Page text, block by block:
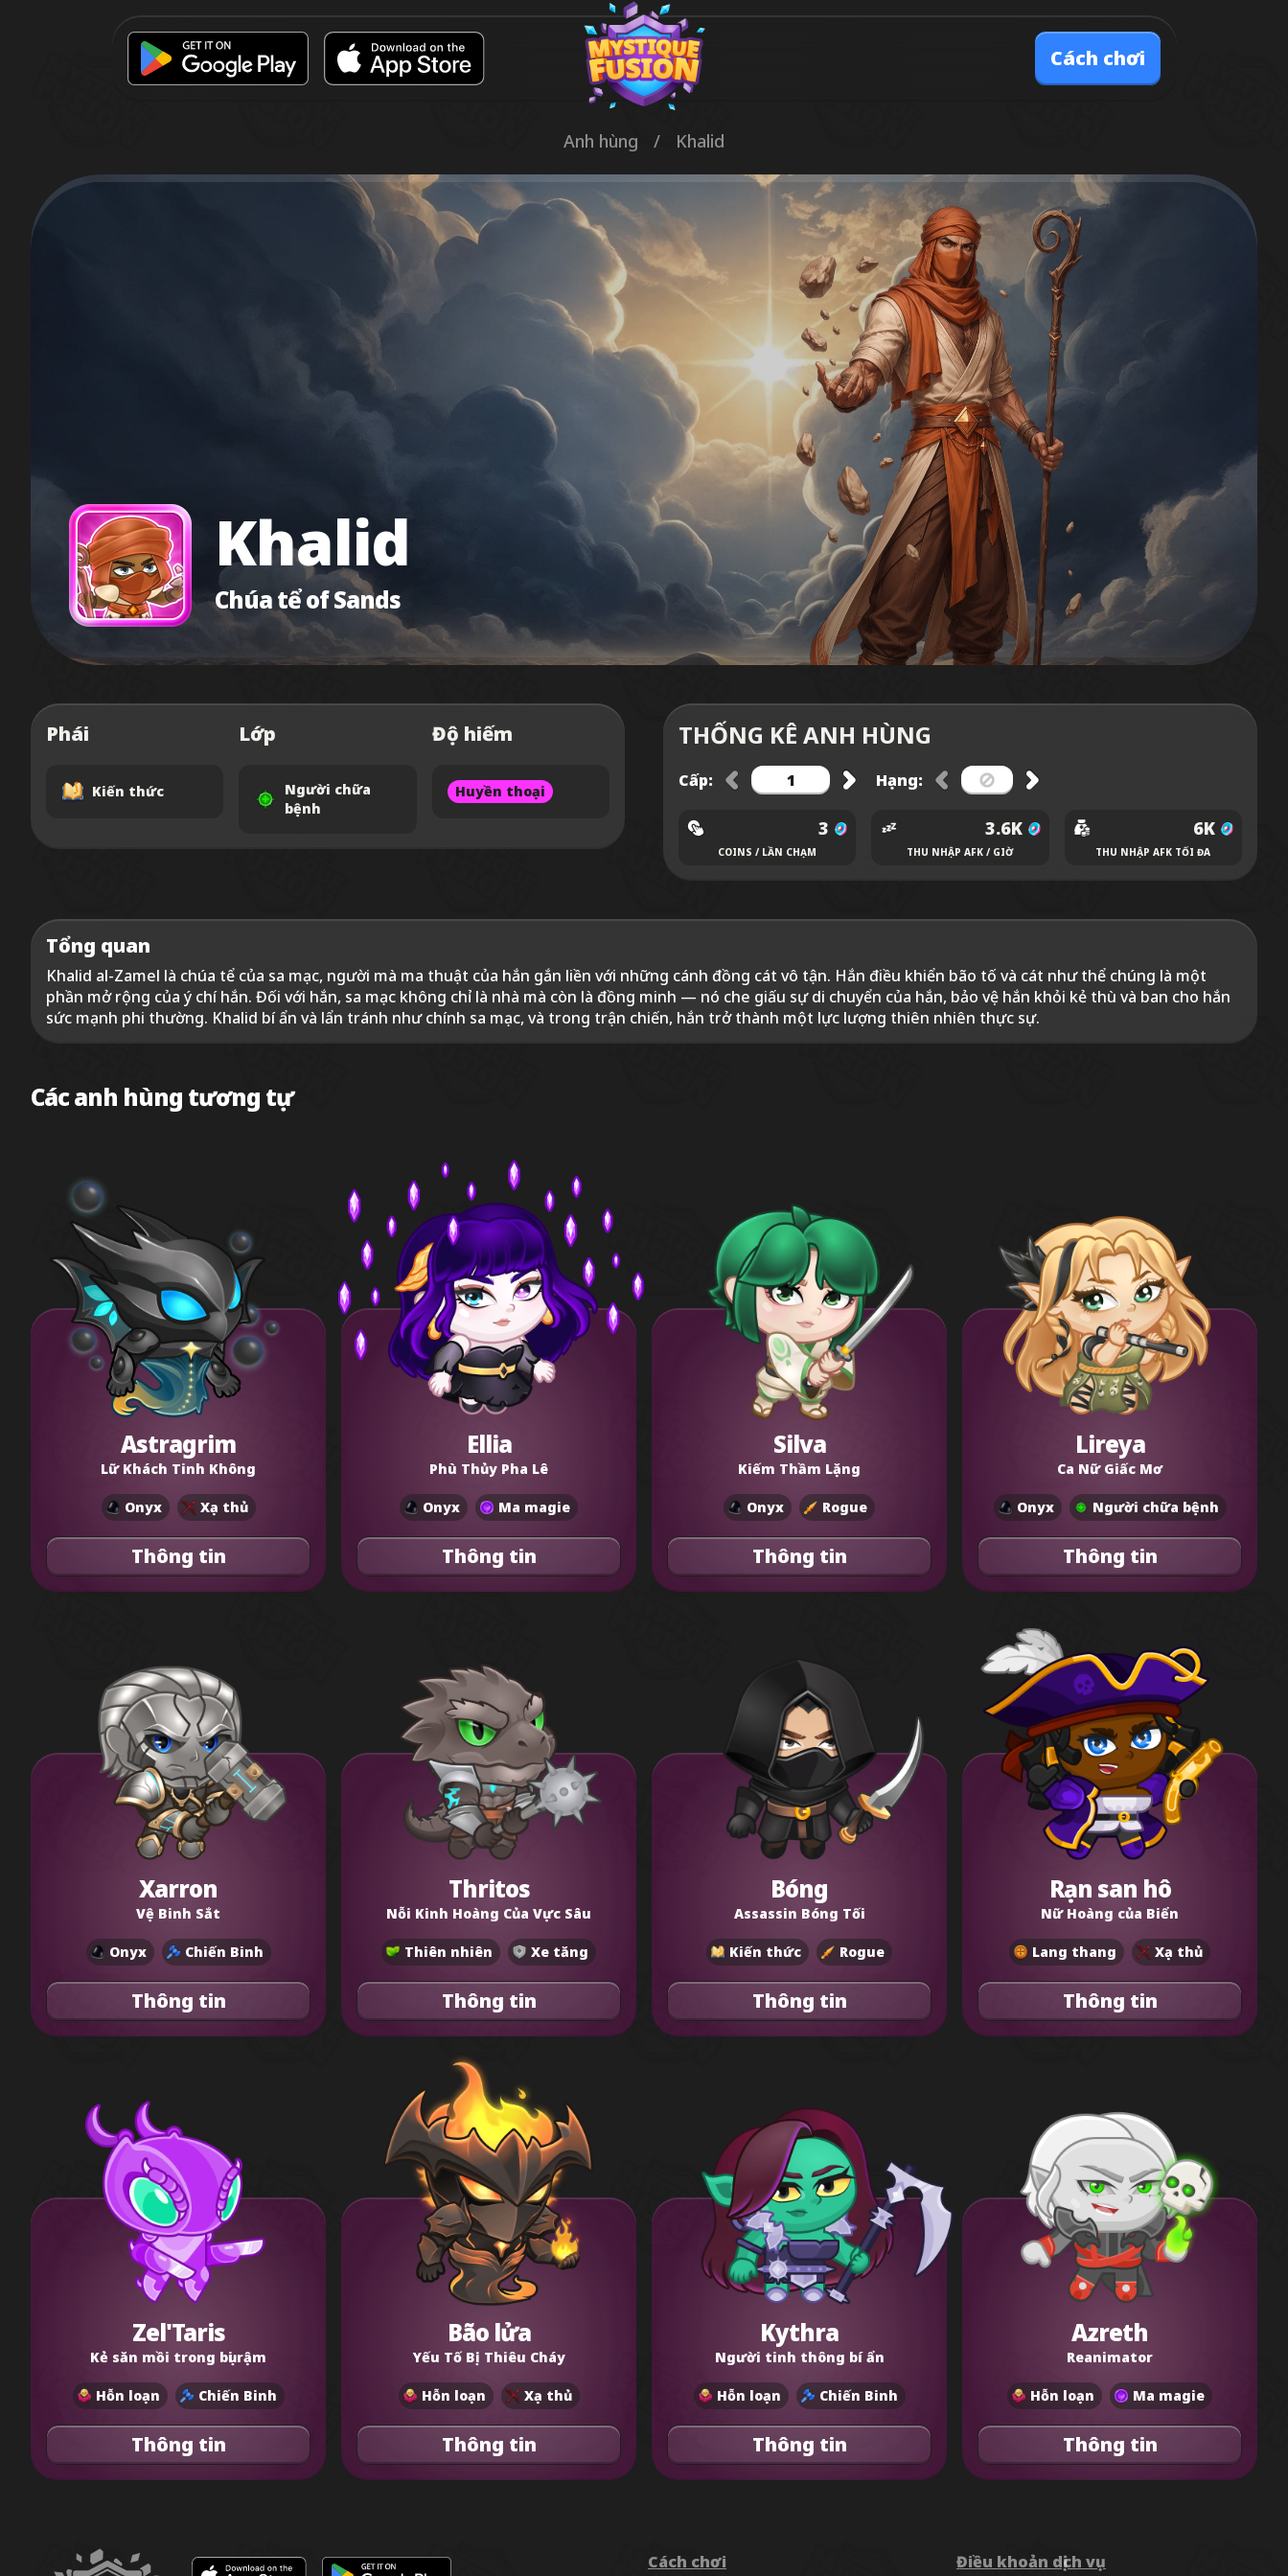
Cách chơi
Anh hùng / Khalid
Khalid
Chúa tể of Sands
Phái
Kiến thức
Lớp
Người chữa
bệnh
Độ hiếm
Huyền thoại
THỐNG KÊ ANH HÙNG
Cấp: Hạng:
3
COINS / LẦN CHẠM
3.6K
THU NHẬP AFK / GIỜ
6K
THU NHẬP AFK TỐI ĐA
Tổng quan
Khalid al-Zamel là chúa tể của sa mạc, người mà ma thuật của hắn gắn liền với những cánh đồng cát vô tận. Hắn điều khiển bão tố và cát như thể chúng là một
phần mở rộng của ý chí hắn. Đối với hắn, sa mạc không chỉ là nhà mà còn là đồng minh — nó che giấu sự di chuyển của hắn, bảo vệ hắn khỏi kẻ thù và ban cho hắn
sức mạnh phi thường. Khalid bí ẩn và lẩn tránh như chính sa mạc, và trong trận chiến, hắn trở thành một lực lượng thiên nhiên thực sự.
Các anh hùng tương tự
Astragrim
Lữ Khách Tinh Không
Onyx Xạ thủ
Thông tin
Ellia
Phù Thủy Pha Lê
Onyx Ma magie
Thông tin
Silva
Kiếm Thầm Lặng
Onyx Rogue
Thông tin
Lireya
Ca Nữ Giấc Mơ
Onyx Người chữa bệnh
Thông tin
Xarron
Vệ Binh Sắt
Onyx Chiến Binh
Thông tin
Thritos
Nỗi Kinh Hoàng Của Vực Sâu
Thiên nhiên Xe tăng
Thông tin
Bóng
Assassin Bóng Tối
Kiến thức Rogue
Thông tin
Rạn san hô
Nữ Hoàng của Biển
Lang thang Xạ thủ
Thông tin
Zel'Taris
Kẻ săn mồi trong bụi rậm
Hỗn loạn Chiến Binh
Thông tin
Bão lửa
Yếu Tố Bị Thiêu Cháy
Hỗn loạn Xạ thủ
Thông tin
Kythra
Người tinh thông bí ẩn
Hỗn loạn Chiến Binh
Thông tin
Azreth
Reanimator
Hỗn loạn Ma magie
Thông tin
Cách chơi Điều khoản dịch vụ